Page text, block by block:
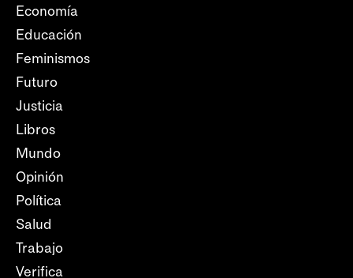
Economía
Educación
Feminismos
Futuro
Justicia
Libros
Mundo
Opinión
Política
Salud
Trabajo
Verifica